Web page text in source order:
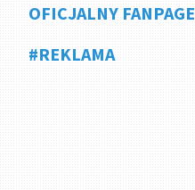
OFICJALNY FANPAGE
#REKLAMA